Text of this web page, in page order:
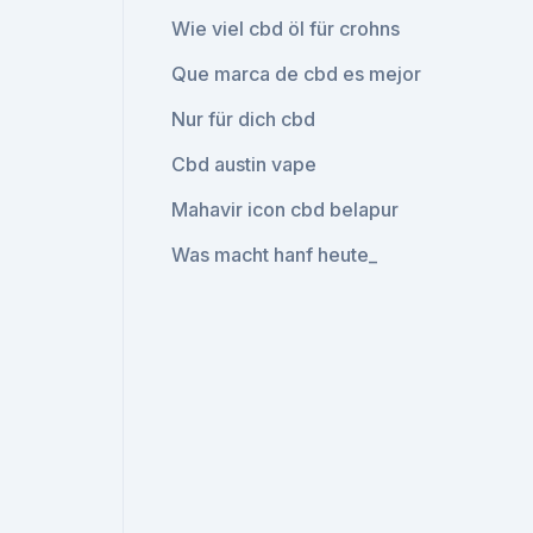
Wie viel cbd öl für crohns
Que marca de cbd es mejor
Nur für dich cbd
Cbd austin vape
Mahavir icon cbd belapur
Was macht hanf heute_